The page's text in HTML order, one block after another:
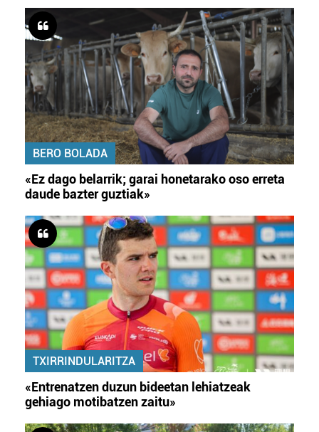
BERO BOLADA
«Ez dago belarrik; garai honetarako oso erreta
daude bazter guztiak»
TXIRRINDULARITZA
«Entrenatzen duzun bideetan lehiatzeak
gehiago motibatzen zaitu»